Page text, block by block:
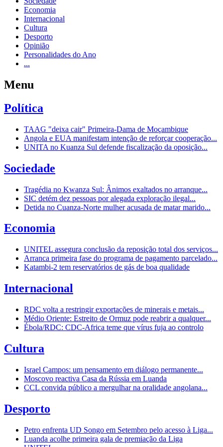
Economia
Internacional
Cultura
Desporto
Opinião
Personalidades do Ano
...
Menu
Política
TAAG "deixa cair" Primeira-Dama de Moçambique
Angola e EUA manifestam intenção de reforçar cooperação...
UNITA no Kuanza Sul defende fiscalização da oposição...
Sociedade
Tragédia no Kwanza Sul: Ânimos exaltados no arranque...
SIC detém dez pessoas por alegada exploração ilegal...
Detida no Cuanza-Norte mulher acusada de matar marido...
Economia
UNITEL assegura conclusão da reposição total dos serviços...
Arranca primeira fase do programa de pagamento parcelado...
Katambi-2 tem reservatórios de gás de boa qualidade
Internacional
RDC volta a restringir exportações de minerais e metais...
Médio Oriente: Estreito de Ormuz pode reabrir a qualquer...
Ébola/RDC: CDC-Africa teme que vírus fuja ao controlo
Cultura
Israel Campos: um pensamento em diálogo permanente...
Moscovo reactiva Casa da Rússia em Luanda
CCL convida público a mergulhar na oralidade angolana...
Desporto
Petro enfrenta UD Songo em Setembro pelo acesso à Liga...
Luanda acolhe primeira gala de premiação da Liga